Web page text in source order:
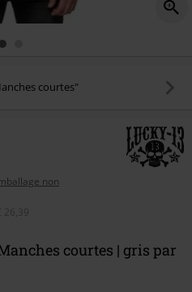
courtes"
non
26,39
courtes | gris par